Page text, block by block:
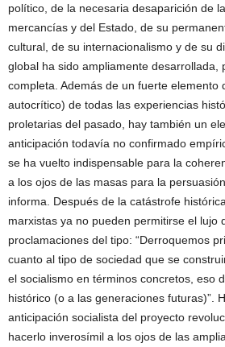
político, de la necesaria desaparición de
mercancías y del Estado, de su
cultural, de su internacionalismo y de su
global ha sido ampliamente desarrollada,
completa. Además de un fuerte elemento
autocrítico) de todas las experiencias
proletarias del pasado, hay también un
anticipación todavía no confirmado
se ha vuelto indispensable para la
a los ojos de las masas para la
informa. Después de la catástrofe
marxistas ya no pueden permitirse el lujo
proclamaciones del tipo: “Derroquemos
cuanto al tipo de sociedad que se
el socialismo en términos concretos, eso
histórico (o a las generaciones futuras)”.
anticipación socialista del proyecto
hacerlo inverosímil a los ojos de las